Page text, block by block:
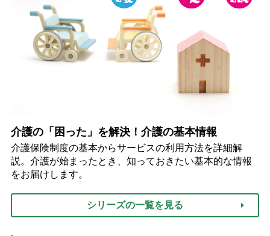
介護の「困った」を解決！介護の基本情報
介護保険制度の基本からサービスの利用方法を詳細解
説。介護が始まったとき、知っておきたい基本的な情報
をお届けします。
シリーズの一覧を見る